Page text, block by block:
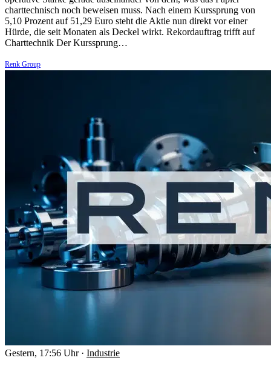
charttechnisch noch beweisen muss. Nach einem Kurssprung von
5,10 Prozent auf 51,29 Euro steht die Aktie nun direkt vor einer
Hürde, die seit Monaten als Deckel wirkt. Rekordauftrag trifft auf
Charttechnik Der Kurssprung…
Renk Group
Gestern, 17:56 Uhr · Industrie